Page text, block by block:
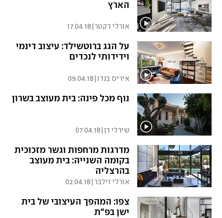
הארץ
אורלי דקטר|
17.04.18
על הגג ברוטשילד: עיצוב דינמי
וידידותי לנכדים
איריס בנדו|
09.04.18
נוף מכל פינה: בית מעוצב בשרון
שירלי דן|
07.04.18
מדרגות מרחפות וגשר מזכוכית
בקומה השנייה: בית מעוצב
בהרצליה
אורלי זילבר|
02.04.18
צפו: המהפך העיצובי של בית
ישן בפ"ת